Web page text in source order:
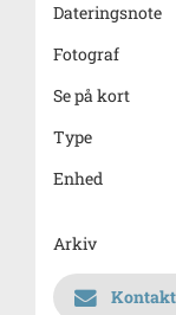
Dateringsnote
Fotograf
Se på kort
Type
Enhed
Arkiv